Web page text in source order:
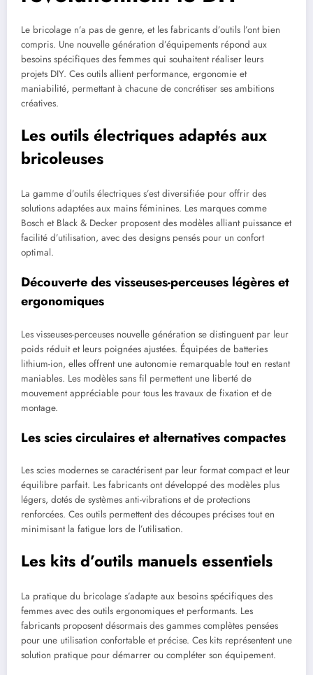
Le bricolage n’a pas de genre, et les fabricants d’outils l’ont bien
compris. Une nouvelle génération d’équipements répond aux
besoins spécifiques des femmes qui souhaitent réaliser leurs
projets DIY. Ces outils allient performance, ergonomie et
maniabilité, permettant à chacune de concrétiser ses ambitions
créatives.
Les outils électriques adaptés aux
bricoleuses
La gamme d’outils électriques s’est diversifiée pour offrir des
solutions adaptées aux mains féminines. Les marques comme
Bosch et Black & Decker proposent des modèles alliant puissance et
facilité d’utilisation, avec des designs pensés pour un confort
optimal.
Découverte des visseuses-perceuses légères et
ergonomiques
Les visseuses-perceuses nouvelle génération se distinguent par leur
poids réduit et leurs poignées ajustées. Équipées de batteries
lithium-ion, elles offrent une autonomie remarquable tout en restant
maniables. Les modèles sans fil permettent une liberté de
mouvement appréciable pour tous les travaux de fixation et de
montage.
Les scies circulaires et alternatives compactes
Les scies modernes se caractérisent par leur format compact et leur
équilibre parfait. Les fabricants ont développé des modèles plus
légers, dotés de systèmes anti-vibrations et de protections
renforcées. Ces outils permettent des découpes précises tout en
minimisant la fatigue lors de l’utilisation.
Les kits d’outils manuels essentiels
La pratique du bricolage s’adapte aux besoins spécifiques des
femmes avec des outils ergonomiques et performants. Les
fabricants proposent désormais des gammes complètes pensées
pour une utilisation confortable et précise. Ces kits représentent une
solution pratique pour démarrer ou compléter son équipement.